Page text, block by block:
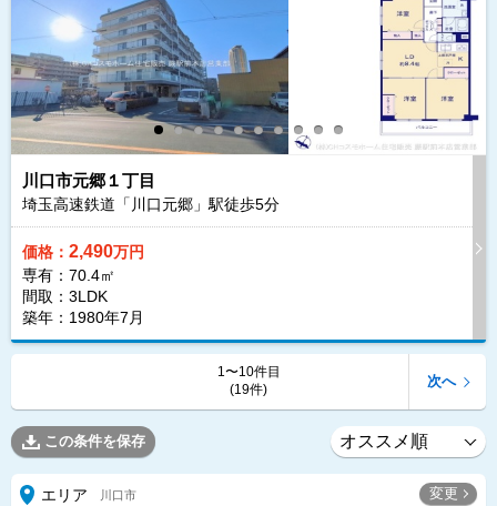
川口市元郷１丁目
埼玉高速鉄道「川口元郷」駅徒歩5分
価格： 2,490万円
専有：70.4㎡
間取：3LDK
築年：1980年7月
1〜10件目
(19件)
次へ
この条件を保存
エリア 川口市 変更